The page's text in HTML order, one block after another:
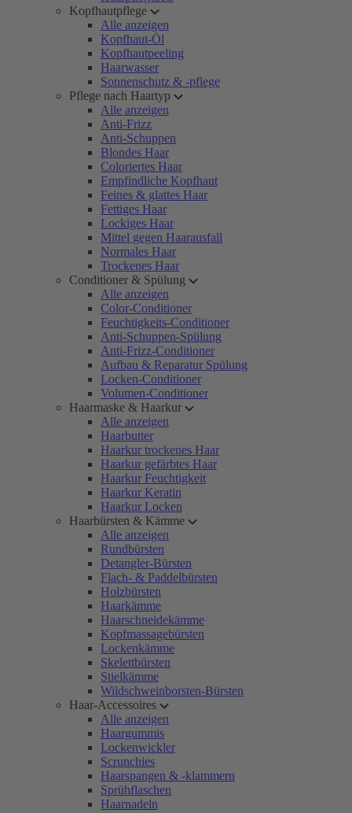
Kopfhautpflege
Alle anzeigen
Kopfhaut-Öl
Kopfhautpeeling
Haarwasser
Sonnenschutz & -pflege
Pflege nach Haartyp
Alle anzeigen
Anti-Frizz
Anti-Schuppen
Blondes Haar
Coloriertes Haar
Empfindliche Kopfhaut
Feines & glattes Haar
Fettiges Haar
Lockiges Haar
Mittel gegen Haarausfall
Normales Haar
Trockenes Haar
Conditioner & Spülung
Alle anzeigen
Color-Conditioner
Feuchtigkeits-Conditioner
Anti-Schuppen-Spülung
Anti-Frizz-Conditioner
Aufbau & Reparatur Spülung
Locken-Conditioner
Volumen-Conditioner
Haarmaske & Haarkur
Alle anzeigen
Haarbutter
Haarkur trockenes Haar
Haarkur gefärbtes Haar
Haarkur Feuchtigkeit
Haarkur Keratin
Haarkur Locken
Haarbürsten & Kämme
Alle anzeigen
Rundbürsten
Detangler-Bürsten
Flach- & Paddelbürsten
Holzbürsten
Haarkämme
Haarschneidekämme
Kopfmassagebürsten
Lockenkämme
Skelettbürsten
Stielkämme
Wildschweinborsten-Bürsten
Haar-Accessoires
Alle anzeigen
Haargummis
Lockenwickler
Scrunchies
Haarspangen & -klammern
Sprühflaschen
Haarnadeln